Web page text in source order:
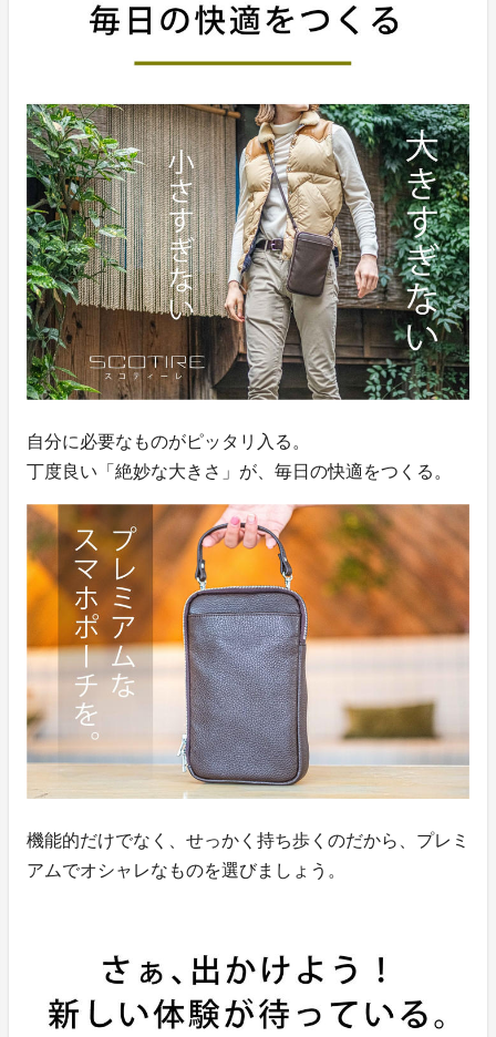
自分に必要なものがピッタリ入る。
丁度良い「絶妙な大きさ」が、毎日の快適をつくる。
機能的だけでなく、せっかく持ち歩くのだから、プレミ
アムでオシャレなものを選びましょう。